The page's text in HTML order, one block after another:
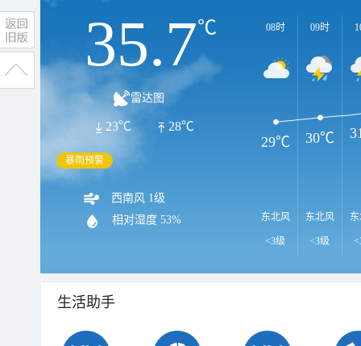
35.7℃
雷达图
28℃
23℃
暴雨预警
西南风 1级
相对湿度 53%
08时
东北风
<3级
09时
东北风
<3级
29℃ 30℃
生活助手